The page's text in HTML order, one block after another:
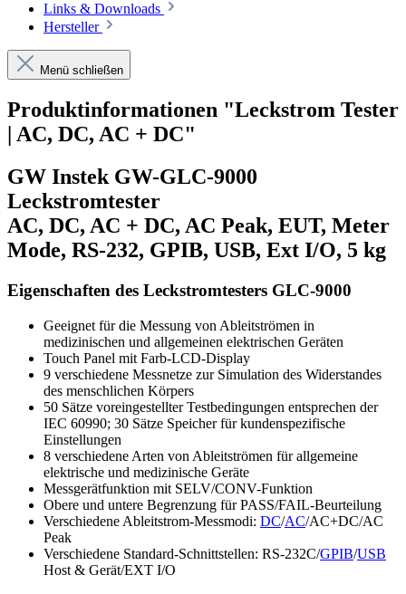
Links & Downloads
Hersteller
Menü schließen
Produktinformationen "Leckstrom Tester
| AC, DC, AC + DC"
GW Instek GW-GLC-9000
Leckstromtester
AC, DC, AC + DC, AC Peak, EUT, Meter
Mode, RS-232, GPIB, USB, Ext I/O, 5 kg
Eigenschaften des Leckstromtesters GLC-9000
Geeignet für die Messung von Ableitströmen in
medizinischen und allgemeinen elektrischen Geräten
Touch Panel mit Farb-LCD-Display
9 verschiedene Messnetze zur Simulation des Widerstandes
des menschlichen Körpers
50 Sätze voreingestellter Testbedingungen entsprechen der
IEC 60990; 30 Sätze Speicher für kundenspezifische
Einstellungen
8 verschiedene Arten von Ableitströmen für allgemeine
elektrische und medizinische Geräte
Messgerätfunktion mit SELV/CONV-Funktion
Obere und untere Begrenzung für PASS/FAIL-Beurteilung
Verschiedene Ableitstrom-Messmodi: DC/AC/AC+DC/AC
Peak
Verschiedene Standard-Schnittstellen: RS-232C/GPIB/USB
Host & Gerät/EXT I/O